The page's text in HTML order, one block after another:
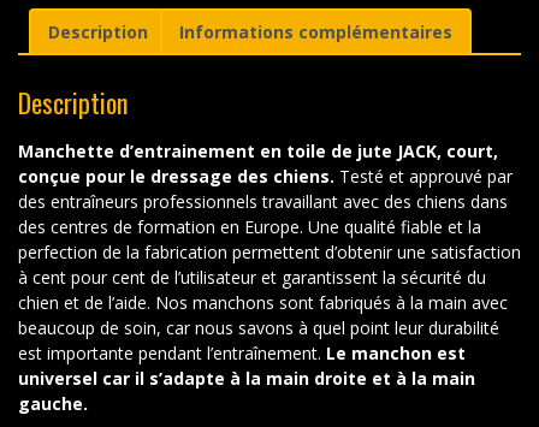
Description Informations complémentaires
Description
Manchette d’entrainement en toile de jute JACK, court,
conçue pour le dressage des chiens. Testé et approuvé par
des entraîneurs professionnels travaillant avec des chiens dans
des centres de formation en Europe. Une qualité fiable et la
perfection de la fabrication permettent d’obtenir une satisfaction
à cent pour cent de l’utilisateur et garantissent la sécurité du
chien et de l’aide. Nos manchons sont fabriqués à la main avec
beaucoup de soin, car nous savons à quel point leur durabilité
est importante pendant l’entraînement. Le manchon est
universel car il s’adapte à la main droite et à la main
gauche.